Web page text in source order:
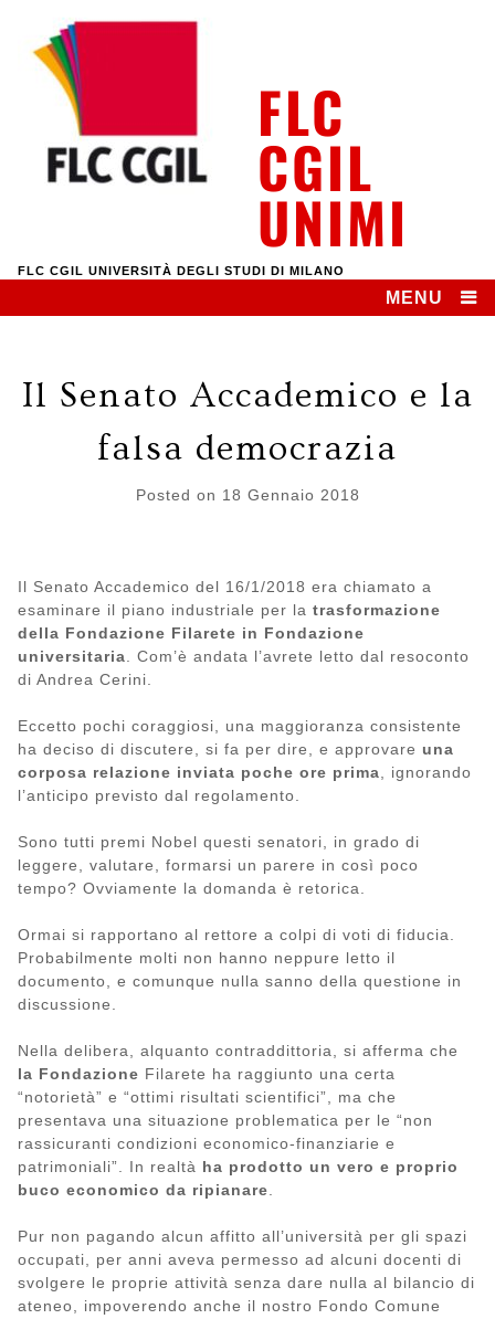
content
FLC
CGIL
UNIMI
FLC CGIL UNIVERSITÀ DEGLI STUDI DI MILANO
MENU
Il Senato Accademico e la
falsa democrazia
Posted on 18 Gennaio 2018
Il Senato Accademico del 16/1/2018 era chiamato a
esaminare il piano industriale per la trasformazione
della Fondazione Filarete in Fondazione
universitaria . Com’è andata l’avrete letto dal resoconto
di Andrea Cerini.
Eccetto pochi coraggiosi, una maggioranza consistente
ha deciso di discutere, si fa per dire, e approvare una
corposa relazione inviata poche ore prima , ignorando
l’anticipo previsto dal regolamento.
Sono tutti premi Nobel questi senatori, in grado di
leggere, valutare, formarsi un parere in così poco
tempo? Ovviamente la domanda è retorica.
Ormai si rapportano al rettore a colpi di voti di fiducia.
Probabilmente molti non hanno neppure letto il
documento, e comunque nulla sanno della questione in
discussione.
Nella delibera, alquanto contraddittoria, si afferma che
la Fondazione Filarete ha raggiunto una certa
“notorietà” e “ottimi risultati scientifici”, ma che
presentava una situazione problematica per le “non
rassicuranti condizioni economico-finanziarie e
patrimoniali”. In realtà ha prodotto un vero e proprio
buco economico da ripianare
Pur non pagando alcun affitto all’università per gli spazi
occupati, per anni aveva permesso ad alcuni docenti di
svolgere le proprie attività senza dare nulla al bilancio di
ateneo, impoverendo anche il nostro Fondo Comune